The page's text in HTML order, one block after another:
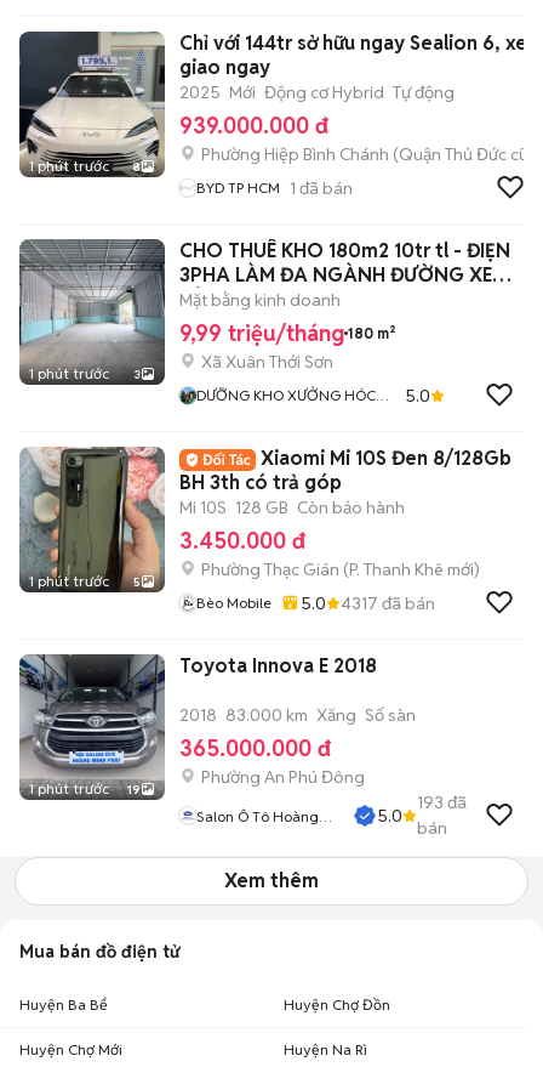
1 phút trước 8
Chỉ với 144tr sở hữu ngay Sealion 6, xe
giao ngay
2025 Mới Động cơ Hybrid Tự động
939.000.000 đ
Phường Hiệp Bình Chánh (Quận Thủ Đức cũ)
BYD TP HCM 1 đã bán
1 phút trước 3
CHO THUÊ KHO 180m2 10tr tl - ĐIẸN
3PHA LÀM ĐA NGÀNH ĐƯỜNG XE
TẢI
Mặt bằng kinh doanh
9,99 triệu/tháng 180 m²
Xã Xuân Thới Sơn
DƯỠNG KHO XƯỞNG HÓC
5.0
1 phút trước 5
Xiaomi Mi 10S Đen 8/128Gb
BH 3th có trả góp
Mi 10S 128 GB Còn bảo hành
3.450.000 đ
Phường Thạc Gián (P. Thanh Khê mới)
Bèo Mobile 5.0 4317 đã bán
1 phút trước 19
Toyota Innova E 2018
2018 83.000 km Xăng Số sàn
365.000.000 đ
Phường An Phú Đông
Salon Ô Tô Hoàng
5.0
193 đã
bán
Xem thêm
Mua bán đồ điện tử
Huyện Ba Bể Huyện Chợ Đồn
Huyện Chợ Mới Huyện Na Rì